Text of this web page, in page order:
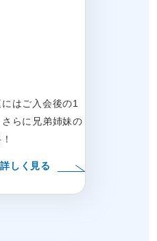
はご入会後の1
らに兄弟姉妹の
詳しく見る